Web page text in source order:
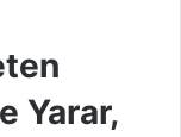
Yarar,